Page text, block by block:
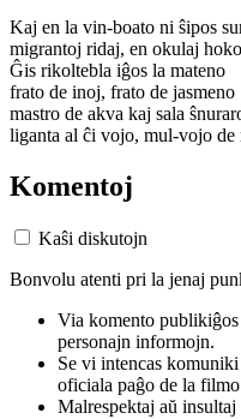
Kaj en la vin-boato ni ŝipos
migrantoj ridaj, en okulaj
Ĝis rikoltebla iĝos la mateno
frato de inoj, frato de jasmeno
mastro de akva kaj sala
liganta al ĉi vojo, mul-vojo de
Komentoj
Kaŝi diskutojn
Bonvolu atenti pri la jenaj
Via komento
personajn informojn.
Se vi intencas
oficiala paĝo de la
Malrespektaj aŭ